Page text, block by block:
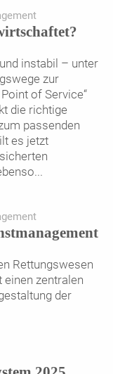
instabil – unter
zur
of Service“
die richtige
passenden
es jetzt
...
Rettungswesen
zentralen
der